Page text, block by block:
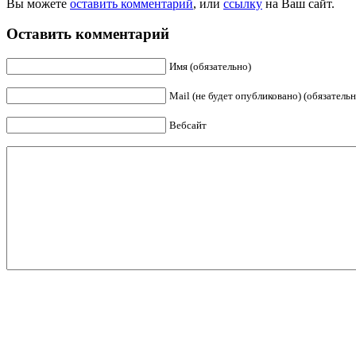
Вы можете оставить комментарий, или ссылку на Ваш сайт.
Оставить комментарий
Имя (обязательно)
Mail (не будет опубликовано)
Вебсайт